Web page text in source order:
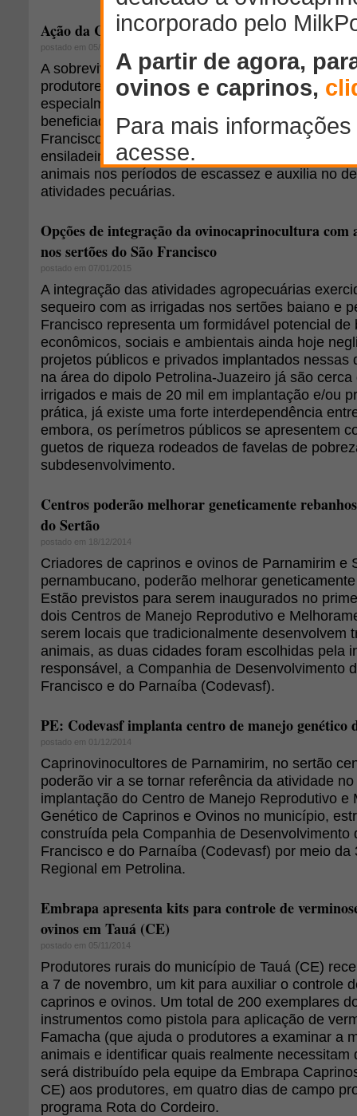
Ação da Codevasf garante alimentação animal no
postado em 05/05/2015
A sobrevivência das criações de animais de
produtores de Remanso, no semiárido baiano,
especialmente em meio à estiagem prolongada.
beneficiadas pela Companhia de
Francisco e do Parnaíba (Codevasf) com kits de
ensiladeira, equipamento que contribui para o
animais nos períodos de escassez e auxilia no
atividades pecuárias.
Opções de integração da ovinocaprinocultura
nos sertões do São Francisco
postado em 07/01/2015
A integração das atividades agropecuárias
sequeiro com as irrigadas nos sertões baiano e
Francisco representa um formidável potencial de
econômicos, sociais e ambientais ainda hoje
projetos públicos e privados implantados nessas
na área do dipolo Petrolina-Juazeiro já são
irrigados e mais de 20 mil em implantação e/ou
prática, já existe uma forte interdependência
embora, os perímetros públicos se apresentem
guetos de riqueza rodeados de favelas de
subdesenvolvimento.
Centros poderão melhorar geneticamente
do Sertão
postado em 18/12/2014
Criadores de caprinos e ovinos de Parnamirim e
pernambucano, poderão melhorar
Estão previstos para serem inaugurados no
dois Centros de Manejo Reprodutivo e
serem locais que tradicionalmente desenvolvem
animais, as duas cidades foram escolhidas pela
responsável, a Companhia de Desenvolvimento
Francisco e do Parnaíba (Codevasf).
PE: Codevasf implanta centro de manejo genético
postado em 01/12/2014
Caprinovinocultores de Parnamirim, no sertão
poderão vir a se tornar referência da atividade
implantação do Centro de Manejo Reprodutivo e
Genético de Caprinos e Ovinos no município,
construída pela Companhia de Desenvolvimento
Francisco e do Parnaíba (Codevasf) por meio da
Regional em Petrolina.
Embrapa apresenta kits para controle de
ovinos em Tauá (CE)
postado em 05/11/2014
Produtores rurais do município de Tauá (CE)
a 7 de novembro, um kit para auxiliar o controle
caprinos e ovinos. Um total de 200 exemplares
instrumentos como pistola para aplicação de
Famacha (que ajuda o produtores a examinar a
animais e identificar quais realmente necessitam
será distribuído pela equipe da Embrapa
CE) aos produtores, em quatro dias de campo
programa Rota do Cordeiro.